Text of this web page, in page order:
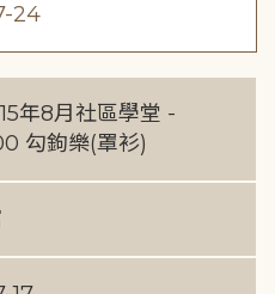
24
年8月社區學堂 -
勾鉤樂(罩衫)